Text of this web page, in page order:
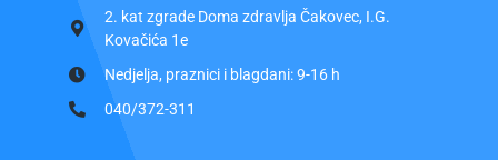
2. kat zgrade Doma zdravlja Čakovec, I.G.
Kovačića 1e
Nedjelja, praznici i blagdani: 9-16 h
040/372-311